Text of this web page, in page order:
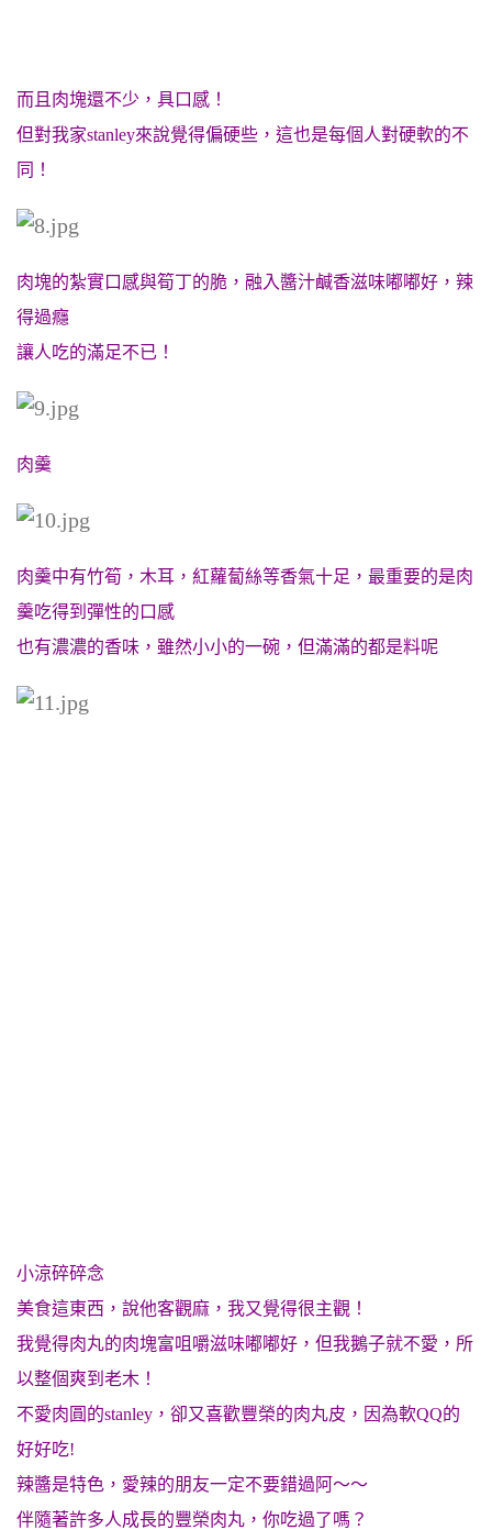
而且肉塊還不少，具口感！
但對我家stanley來說覺得偏硬些，這也是每個人對硬軟的不
同！
肉塊的紮實口感與筍丁的脆，融入醬汁鹹香滋味嘟嘟好，辣
得過癮
讓人吃的滿足不已！
肉羹
肉羹中有竹筍，木耳，紅蘿蔔絲等香氣十足， 最重要的是肉
羹吃得到彈性的口感
也有濃濃的香味， 雖然小小的一碗，但滿滿的都是料呢
小涼碎碎念
美食這東西，說他客觀麻，我又覺得很主觀！
我覺得肉丸的肉塊富咀嚼滋味嘟嘟好，但我鵝子就不愛，所
以整個爽到老木！
不愛肉圓的stanley，卻又喜歡豐榮的肉丸皮，因為軟QQ的
好好吃!
辣醬是特色，愛辣的朋友一定不要錯過阿～～
伴隨著許多人成長的豐榮肉丸，你吃過了嗎？